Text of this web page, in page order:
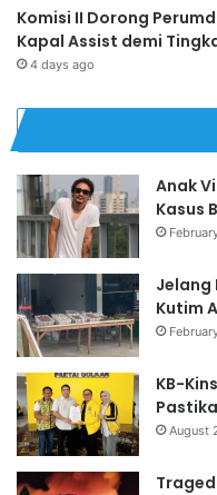
Komisi II Dorong
Kapal Assist demi
4 days ago
Anak
Kasus
Jelang
Kutim
KB-
August